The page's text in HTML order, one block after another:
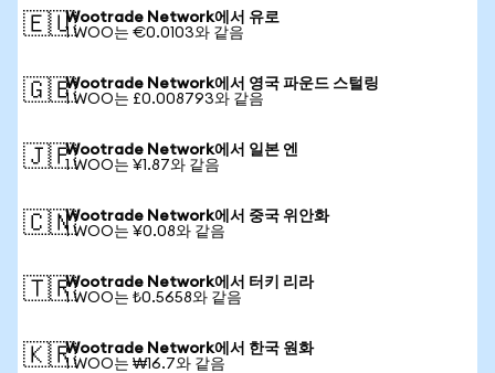
🇪🇺Wootrade Network에서 유로
1 WOO는 €0.0103와 같음
🇬🇧Wootrade Network에서 영국 파운드 스털링
1 WOO는 £0.008793와 같음
🇯🇵Wootrade Network에서 일본 엔
1 WOO는 ¥1.87와 같음
🇨🇳Wootrade Network에서 중국 위안화
1 WOO는 ¥0.08와 같음
🇹🇷Wootrade Network에서 터키 리라
1 WOO는 ₺0.5658와 같음
🇰🇷Wootrade Network에서 한국 원화
1 WOO는 ₩16.7와 같음